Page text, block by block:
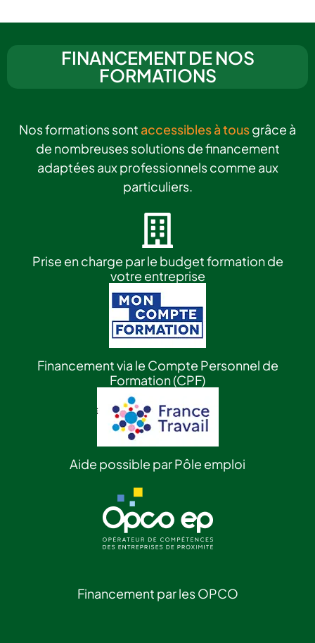
FINANCEMENT DE NOS
FORMATIONS
Nos formations sont accessibles à tousgrâce à
de nombreuses solutions de financement
adaptées aux professionnels comme aux
particuliers.
Prise en charge par le budget formation de
votre entreprise
Financement via le Compte Personnel de
Formation (CPF)
Aide possible par Pôle emploi
Financement par les OPCO